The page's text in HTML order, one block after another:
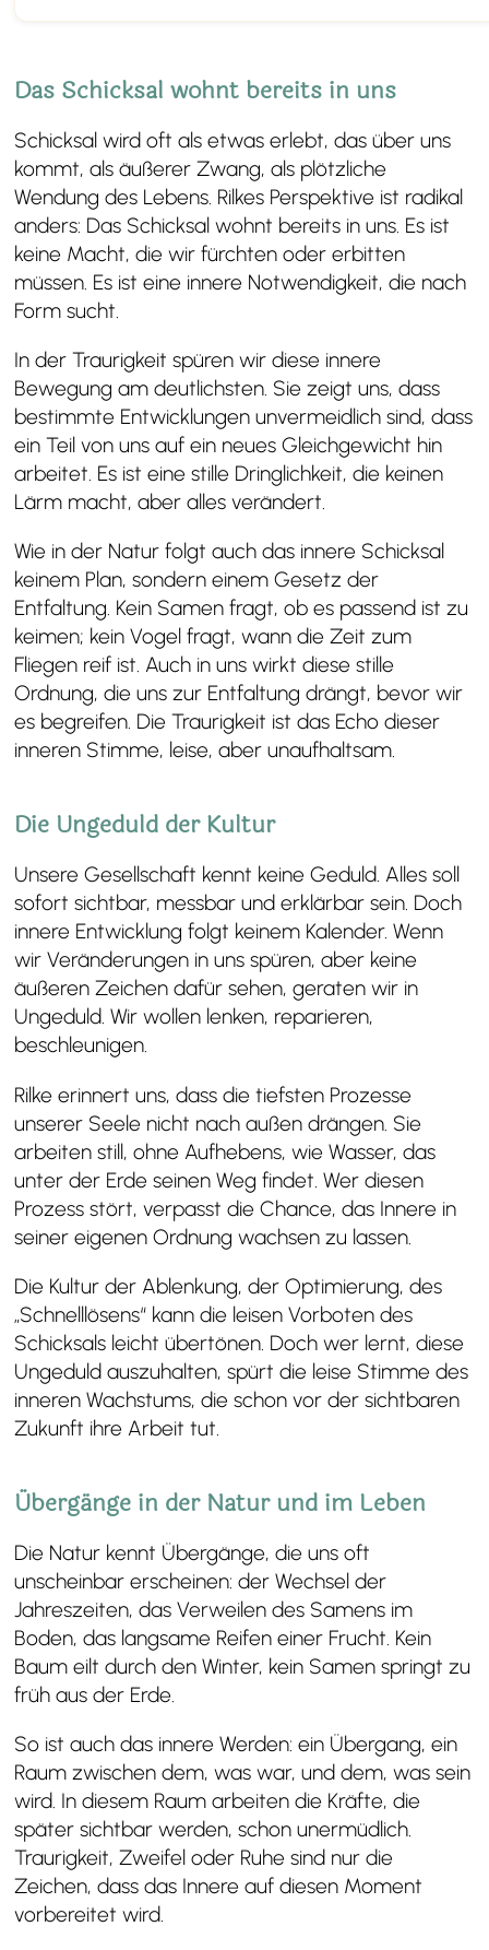
Das Schicksal wohnt bereits in uns
Schicksal wird oft als etwas erlebt, das über uns
kommt, als äußerer Zwang, als plötzliche
Wendung des Lebens. Rilkes Perspektive ist radikal
anders: Das Schicksal wohnt bereits in uns. Es ist
keine Macht, die wir fürchten oder erbitten
müssen. Es ist eine innere Notwendigkeit, die nach
Form sucht.
In der Traurigkeit spüren wir diese innere
Bewegung am deutlichsten. Sie zeigt uns, dass
bestimmte Entwicklungen unvermeidlich sind, dass
ein Teil von uns auf ein neues Gleichgewicht hin
arbeitet. Es ist eine stille Dringlichkeit, die keinen
Lärm macht, aber alles verändert.
Wie in der Natur folgt auch das innere Schicksal
keinem Plan, sondern einem Gesetz der
Entfaltung. Kein Samen fragt, ob es passend ist zu
keimen; kein Vogel fragt, wann die Zeit zum
Fliegen reif ist. Auch in uns wirkt diese stille
Ordnung, die uns zur Entfaltung drängt, bevor wir
es begreifen. Die Traurigkeit ist das Echo dieser
inneren Stimme, leise, aber unaufhaltsam.
Die Ungeduld der Kultur
Unsere Gesellschaft kennt keine Geduld. Alles soll
sofort sichtbar, messbar und erklärbar sein. Doch
innere Entwicklung folgt keinem Kalender. Wenn
wir Veränderungen in uns spüren, aber keine
äußeren Zeichen dafür sehen, geraten wir in
Ungeduld. Wir wollen lenken, reparieren,
beschleunigen.
Rilke erinnert uns, dass die tiefsten Prozesse
unserer Seele nicht nach außen drängen. Sie
arbeiten still, ohne Aufhebens, wie Wasser, das
unter der Erde seinen Weg findet. Wer diesen
Prozess stört, verpasst die Chance, das Innere in
seiner eigenen Ordnung wachsen zu lassen.
Die Kultur der Ablenkung, der Optimierung, des
„Schnelllösens“ kann die leisen Vorboten des
Schicksals leicht übertönen. Doch wer lernt, diese
Ungeduld auszuhalten, spürt die leise Stimme des
inneren Wachstums, die schon vor der sichtbaren
Zukunft ihre Arbeit tut.
Übergänge in der Natur und im Leben
Die Natur kennt Übergänge, die uns oft
unscheinbar erscheinen: der Wechsel der
Jahreszeiten, das Verweilen des Samens im
Boden, das langsame Reifen einer Frucht. Kein
Baum eilt durch den Winter, kein Samen springt zu
früh aus der Erde.
So ist auch das innere Werden: ein Übergang, ein
Raum zwischen dem, was war, und dem, was sein
wird. In diesem Raum arbeiten die Kräfte, die
später sichtbar werden, schon unermüdlich.
Traurigkeit, Zweifel oder Ruhe sind nur die
Zeichen, dass das Innere auf diesen Moment
vorbereitet wird.